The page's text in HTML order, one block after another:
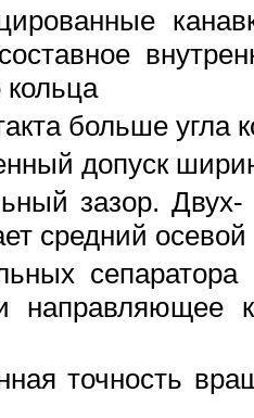
кольца
больше угла
допуск
зазор.
средний
сепаратора
направляющее
точность